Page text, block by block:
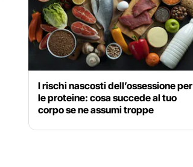
I rischi nascosti dell’ossessione per
le proteine: cosa succede al tuo
corpo se ne assumi troppe